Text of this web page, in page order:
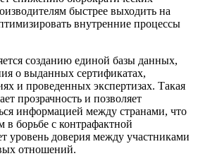
быстрее выходить на
внутренние процессы
созданию единой базы данных,
о выданных сертификатах,
и проведенных экспертизах. Такая
прозрачность и позволяет
информацией между странами, что
борьбе с контрафактной
уровень доверия между участниками
отношений.